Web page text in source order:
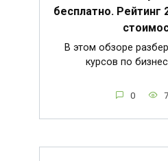
бесплатно. Рейтинг
В этом обзоре
курсов по
0